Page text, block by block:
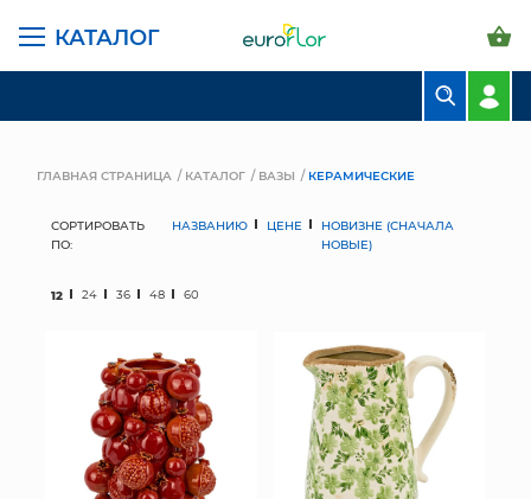
КАТАЛОГ
ГОРШКИ И КАШПО
ГРУНТЫ И УДОБРЕНИЯ
ПРЕДМЕТЫ ИНТЕРЬЕРА
ГЛАВНАЯ СТРАНИЦА КАТАЛОГ ВАЗЫ КЕРАМИЧЕСКИЕ
СОРТИРОВАТЬ
ПО:
НАЗВАНИЮ ЦЕНЕ
НОВИЗНЕ (СНАЧАЛА
НОВЫЕ)
12 24 36 48 60